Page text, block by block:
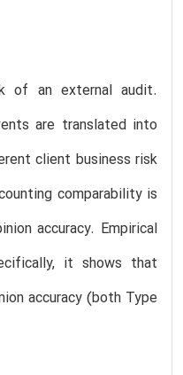
of an external audit.
are translated into
client business risk
comparability is
accuracy. Empirical
it shows that
accuracy (both Type